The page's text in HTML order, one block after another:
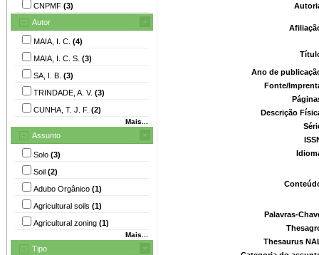
CNPMF (3)
Autor
MAIA, I. C. (4)
MAIA, I. C. S. (3)
SA, I. B. (3)
TRINDADE, A. V. (3)
CUNHA, T. J. F. (2)
Mais...
Assunto
Solo (3)
Soil (2)
Adubo Orgânico (1)
Agricultural soils (1)
Agricultural zoning (1)
Mais...
Tipo
Ano de
Fonte/
Descrição
Palavras-
Thesaurus